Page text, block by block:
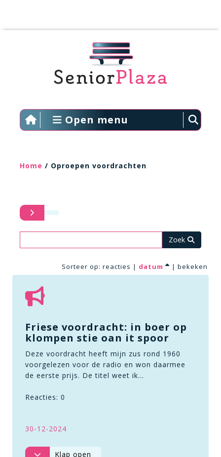
Open menu
Home / Oproepen voordrachten
Sorteer op: reacties | datum | bekeken
Friese voordracht: in boer op
klompen stie oan it spoor
Deze voordracht heeft mijn zus rond 1960
voorgelezen voor de radio en won daarmee
de eerste prijs. De titel weet ik…
Reacties: 0
30-12-2024
Klap open